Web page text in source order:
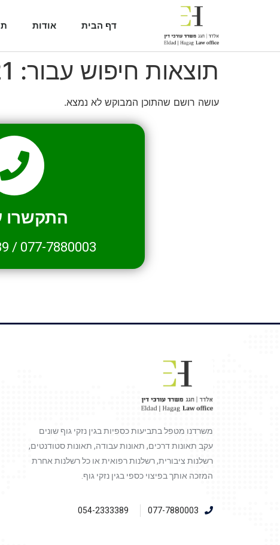
דף הבית אודות
תוצאות חיפוש עבור:
עושה רושם שהתוכן המבוקש לא נמצא.
התקשרו
077-7880003
/
משרדנו מטפל בתביעות כספיות בגין נזקי גוף שונים
עקב תאונות דרכים, תאונות עבודה, תאונות סטודנטים,
רשלנות ציבורית, רשלנות רפואית או כל רשלנות אחרת
המזכה אותך בפיצוי כספי בגין נזקי גוף.
077-7880003
054-2333389